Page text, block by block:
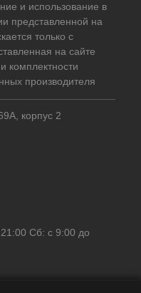
и использование в
представленной на
только с
на сайте
комплектности
производителя
корпус 2
Сб: с 9:00 до